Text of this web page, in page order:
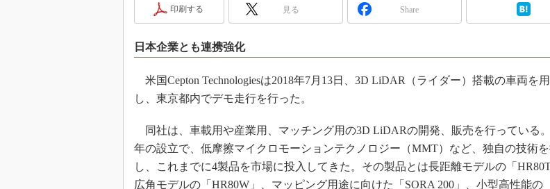
踊るバズワード ～Behind the
Buzzword
イノベーションは日本を救うのか
JASA発IoT通信
印刷する 見る Share
日本企業とも連携強化
米国Cepton Technologiesは2018年7月13日、3D LiDAR（ライダー）搭載の車両を
し、東京都内でデモ走行を行った。
同社は、車載用や産業用、マッチング用の3D LiDARの開発、販売を行っている
年の設立で、低摩擦マイクロモーションテクノロジー（MMT）など、独自の技術を
し、これまでに4製品を市場に投入してきた。その製品とは長距離モデルの「HR80T
広角モデルの「HR80W」、マッピング用途に向けた「SORA 200」、小型高性能の